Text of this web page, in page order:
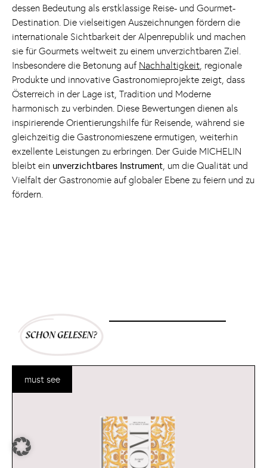
dessen Bedeutung als erstklassige Reise- und Gourmet-
Destination. Die vielseitigen Auszeichnungen fördern die
internationale Sichtbarkeit der Alpenrepublik und machen
sie für Gourmets weltweit zu einem unverzichtbaren Ziel.
Insbesondere die Betonung auf Nachhaltigkeit , regionale
Produkte und innovative Gastronomieprojekte zeigt, dass
Österreich in der Lage ist, Tradition und Moderne
harmonisch zu verbinden. Diese Bewertungen dienen als
inspirierende Orientierungshilfe für Reisende, während sie
gleichzeitig die Gastronomieszene ermutigen, weiterhin
exzellente Leistungen zu erbringen. Der Guide MICHELIN
bleibt ein unverzichtbares Instrument , um die Qualität und
Vielfalt der Gastronomie auf globaler Ebene zu feiern und zu
fördern.
must see